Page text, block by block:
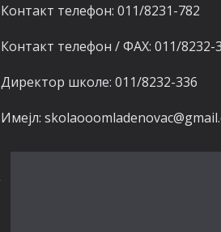
Контакт телефон: 011/8231-782
Контакт телефон / ФАХ: 011/8232-
Директор школе: 011/8232-336
Имејл: